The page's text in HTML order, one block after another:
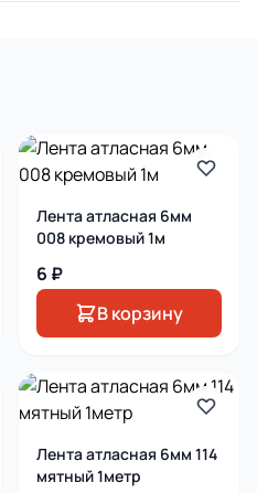
Лента атласная 6мм
008 кремовый 1м
6 ₽
В корзину
Лента атласная 6мм 114
мятный 1метр